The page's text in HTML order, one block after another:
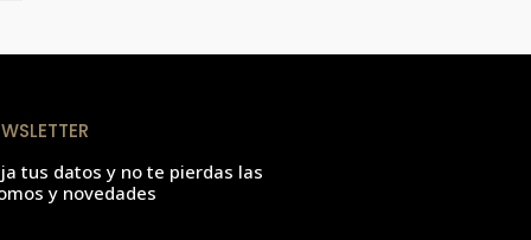
tus datos y no te pierdas las
y novedades